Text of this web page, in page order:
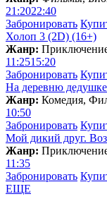
21:2022:40
Забронировать
Холоп 3 (2D) (16+)
Жанр:
11:2515:20
Забронировать
На деревню
Жанр: Комедия,
10:50
Забронировать
Мой дикий друг.
Жанр:
11:35
Забронировать
ЕЩЕ